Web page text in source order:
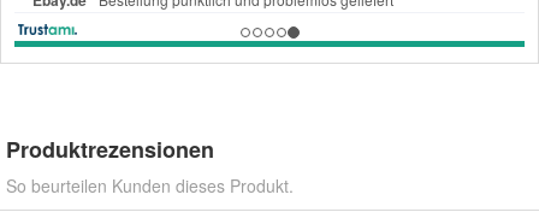
Produktrezensionen
So beurteilen Kunden dieses Produkt.